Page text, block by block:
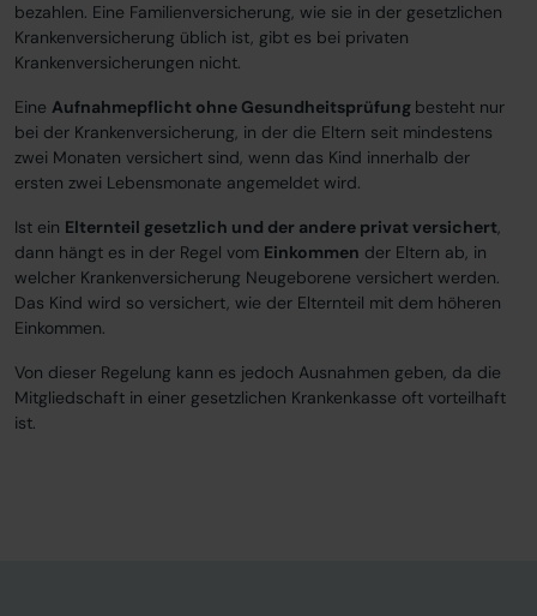
bezahlen. Eine Familienversicherung, wie sie in der gesetzlichen
Krankenversicherung üblich ist, gibt es bei privaten
Krankenversicherungen nicht.
Eine Aufnahmepflicht ohne Gesundheitsprüfung besteht nur
bei der Krankenversicherung, in der die Eltern seit mindestens
zwei Monaten versichert sind, wenn das Kind innerhalb der
ersten zwei Lebensmonate angemeldet wird.
Ist ein Elternteil gesetzlich und der andere privat versichert,
dann hängt es in der Regel vom Einkommen der Eltern ab, in
welcher Krankenversicherung Neugeborene versichert werden.
Das Kind wird so versichert, wie der Elternteil mit dem höheren
Einkommen.
Von dieser Regelung kann es jedoch Ausnahmen geben, da die
Mitgliedschaft in einer gesetzlichen Krankenkasse oft vorteilhaft
ist.